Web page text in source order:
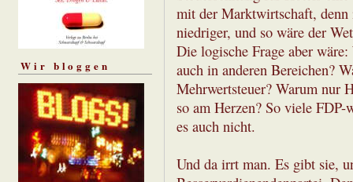
Wir bloggen
mit der Marktwirtschaft, denn
niedriger, und so wäre der
Die logische Frage aber
auch in anderen Bereichen?
Mehrwertsteuer? Warum nur
so am Herzen? So viele
es auch nicht.
Und da irrt man. Es gibt sie,